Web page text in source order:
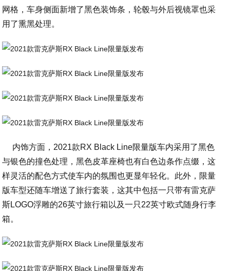
网格，车身侧面新增了黑色装饰条，轮毂与外后视镜罩也采
用了熏黑处理。
内饰方面，2021款RX Black Line限量版车内采用了黑色
与银色的撞色处理，黑色皮革座椅也有白色边条作点缀，这
样灵活的配色方式使车内的氛围也更显年轻化。此外，限量
版车型还随车增送了旅行套装，这其中包括一只带有雷克萨
斯LOGO浮雕的26英寸旅行箱以及一只22英寸欧式随身行李
箱。